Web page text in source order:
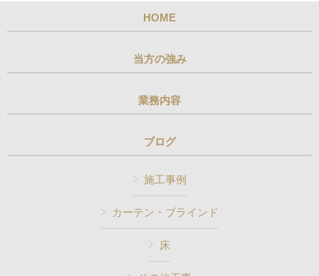
HOME
当方の強み
業務内容
ブログ
施工事例
カーテン・ブラインド
床